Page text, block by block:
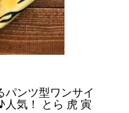
ンツ型ワンサイ
気！ とら 虎 寅